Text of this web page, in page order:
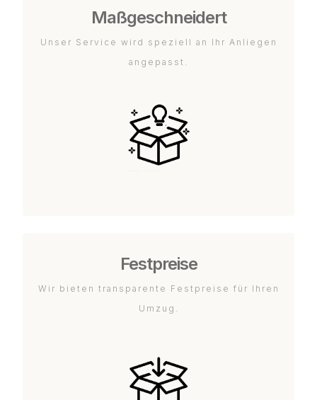
Maßgeschneidert
Unser Service wird speziell an Ihr Anliegen
angepasst.
Festpreise
Wir bieten transparente Festpreise für Ihren
Umzug.